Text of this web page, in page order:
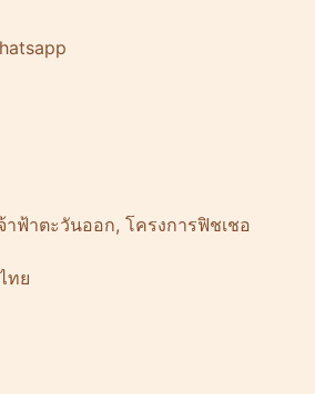
ฟ้าตะวันออก, โครงการฟิชเชอ
ทย